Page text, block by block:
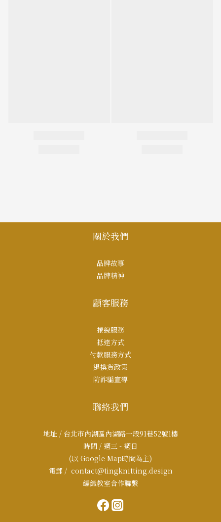
關於我們
品牌故事
品牌精神
顧客服務
捲線服務
抵達方式
付款服務方式
退換貨政策
防詐騙宣導
聯絡我們
地址 / 台北市內湖區內湖路一段91巷52號1樓
時間 / 週三 - 週日
(以 Google Map時間為主)
電郵 / contact@tingknitting.design
編織教室合作聯繫